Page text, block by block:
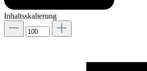
Inhaltsskalierung